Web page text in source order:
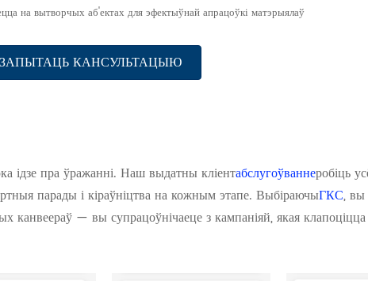
на вытворчых аб'ектах для эфектыўнай апрацоўкі матэрыялаў
ЗАПЫТАЦЬ КАНСУЛЬТАЦЫЮ
ідзе пра ўражанні. Наш выдатны кліентабслугоўваннеробіць
парады і кіраўніцтва на кожным этапе. ВыбіраючыГКС, вы
канвеераў — вы супрацоўнічаеце з кампаніяй, якая